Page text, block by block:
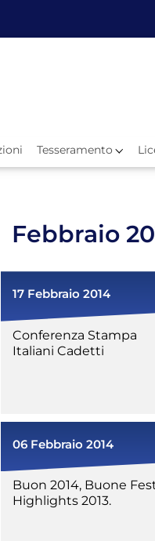
Comitati
Progetti
Area
Tesseramento
Febbraio
17 Febbraio 2014
Conferenza Stampa
Italiani Cadetti
06 Febbraio 2014
Buon 2014, Buone
Highlights 2013.